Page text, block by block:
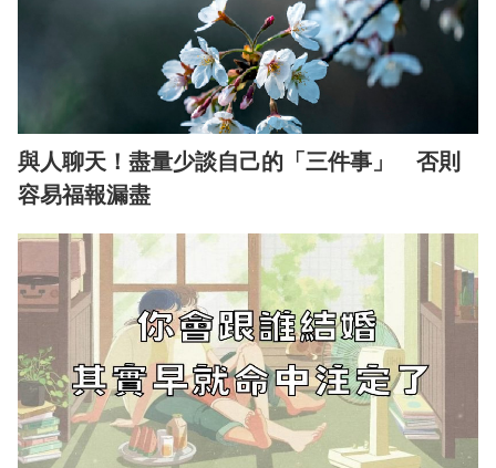
與人聊天！盡量少談自己的「三件事」 否則
容易福報漏盡